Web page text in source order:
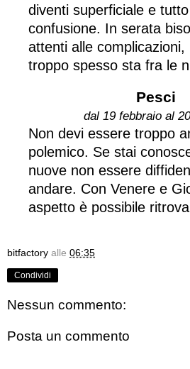
diventi superficiale e
confusione. In serata
attenti alle
troppo spesso sta fra le
Pesci
dal 19 febbraio al
Non devi essere troppo
polemico. Se stai
nuove non essere
andare. Con Venere e
aspetto è possibile
bitfactory alle 06:35
Condividi
Nessun commento:
Posta un commento